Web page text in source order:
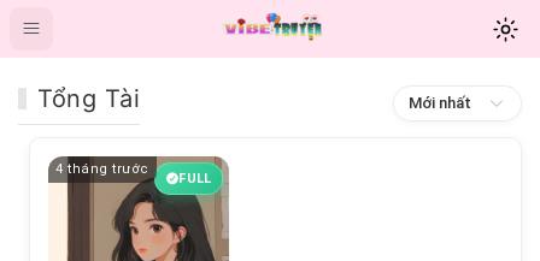
Tổng Tài Mới nhất
4 tháng trước
FULL